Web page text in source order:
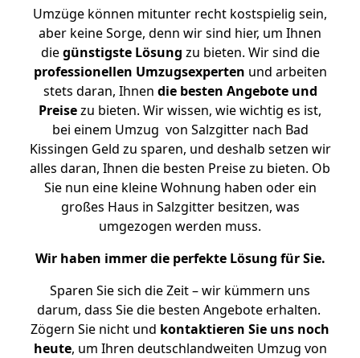
Umzüge können mitunter recht kostspielig sein,
aber keine Sorge, denn wir sind hier, um Ihnen
diegünstigste Lösung zu bieten. Wir sind die
professionellen Umzugsexperten und arbeiten
stets daran, Ihnen die besten Angebote und
Preisezu bieten. Wir wissen, wie wichtig es ist,
bei einem Umzug von Salzgitter nach Bad
Kissingen Geld zu sparen, und deshalb setzen wir
alles daran, Ihnen die besten Preise zu bieten. Ob
Sie nun eine kleine Wohnung haben oder ein
großes Haus in Salzgitter besitzen, was
umgezogen werden muss.
Wir haben immer die perfekte Lösung für Sie.
Sparen Sie sich die Zeit – wir kümmern uns
darum, dass Sie die besten Angebote erhalten.
Zögern Sie nicht und kontaktieren Sie uns noch
heute, um Ihren deutschlandweiten Umzug von